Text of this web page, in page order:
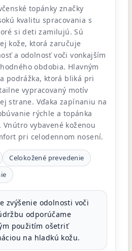
topánky značky
kvalitu spracovania s
si deti zamilujú. Sú
kože, ktorá zaručuje
a odolnosť voči vonkajším
obdobia. Hlavným
podrážka, ktorá bliká pri
vypracovaný motív
strane. Vďaka zapínaniu na
rýchle a topánka
vybavené koženou
pri celodennom nosení.
Celokožené prevedenie
zvýšenie odolnosti voči
odporúčame
použitím ošetriť
na hladkú kožu.